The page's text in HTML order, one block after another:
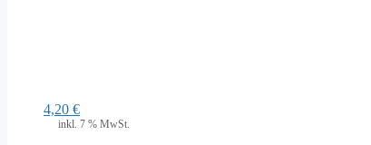
4,20 €
inkl. 7 % MwSt.